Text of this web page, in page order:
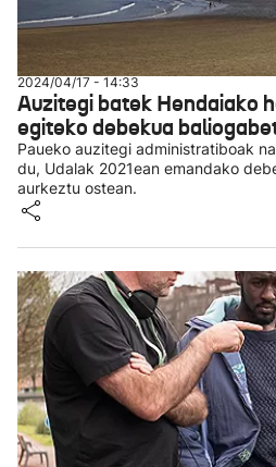
2024/04/17 - 14:33
Auzitegi batek Hendaiako
egiteko debekua
Paueko auzitegi administratiboak
du, Udalak 2021ean emandako
aurkeztu ostean.